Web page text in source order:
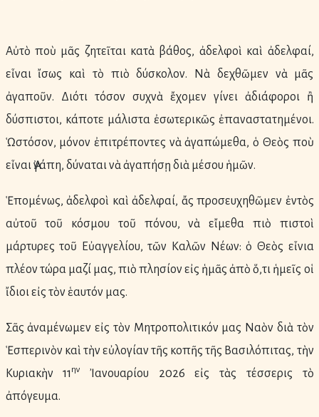
Αὐτὸ ποὺ μᾶς ζητεῖται κατὰ βάθος, ἀδελφοὶ καὶ ἀδελφαί,
εἶναι ἴσως καὶ τὸ πιὸ δύσκολον. Νὰ δεχθῶμεν νὰ μᾶς
ἀγαποῦν. Διότι τόσον συχνὰ ἔχομεν γίνει ἀδιάφοροι ἢ
δύσπιστοι, κάποτε μάλιστα ἐσωτερικῶς ἐπαναστατημένοι.
Ὡστόσον, μόνον ἐπιτρέποντες νὰ ἀγαπώμεθα, ὁ Θεὸς ποὺ
εἶναι Ἀγάπη, δύναται νὰ ἀγαπήσῃ διὰ μέσου ἡμῶν.
Ἑπομένως, ἀδελφοὶ καὶ ἀδελφαί, ἄς προσευχηθῶμεν ἐντὸς
αὐτοῦ τοῦ κόσμου τοῦ πόνου, νὰ εἴμεθα πιὸ πιστοὶ
μάρτυρες τοῦ Εὐαγγελίου, τῶν Καλῶν Νέων: ὁ Θεὸς εἶνια
πλέον τώρα μαζί μας, πιὸ πλησίον εἰς ἡμᾶς ἀπὸ ὅ,τι ἡμεῖς οἱ
ἴδιοι εἰς τὸν ἑαυτόν μας.
Σᾶς ἀναμένωμεν εἰς τὸν Μητροπολιτικόν μας Ναὸν διὰ τὸν
Ἑσπερινὸν καὶ τὴν εὐλογίαν τῆς κοπῆς τῆς Βασιλόπιτας, τὴν
Κυριακὴν 11 ην
Ἰανουαρίου 2026 εἰς τὰς τέσσερις τὸ
ἀπόγευμα.